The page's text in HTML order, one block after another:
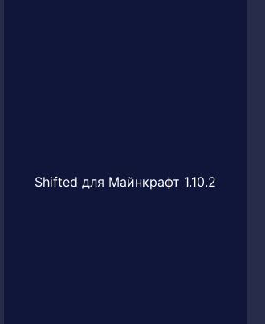
Shifted для Майнкрафт 1.10.2